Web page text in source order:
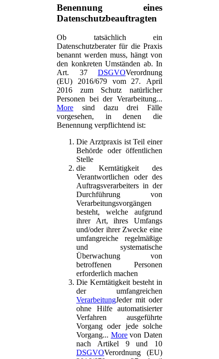
Benennung eines
Datenschutzbeauftragten
Ob tatsächlich ein
Datenschutzberater für die Praxis
benannt werden muss, hängt von
den konkreten Umständen ab. In
Art. 37 DSGVOVerordnung
(EU) 2016/679 vom 27. April
2016 zum Schutz natürlicher
Personen bei der Verarbeitung...
More sind dazu drei Fälle
vorgesehen, in denen die
Benennung verpflichtend ist:
Die Arztpraxis ist Teil einer
Behörde oder öffentlichen
Stelle
die Kerntätigkeit des
Verantwortlichen oder des
Auftragsverarbeiters in der
Durchführung von
Verarbeitungsvorgängen
besteht, welche aufgrund
ihrer Art, ihres Umfangs
und/oder ihrer Zwecke eine
umfangreiche regelmäßige
und systematische
Überwachung von
betroffenen Personen
erforderlich machen
Die Kerntätigkeit besteht in
der umfangreichen
VerarbeitungJeder mit oder
ohne Hilfe automatisierter
Verfahren ausgeführte
Vorgang oder jede solche
Vorgang... Morevon Daten
nach Artikel 9 und 10
DSGVOVerordnung (EU)